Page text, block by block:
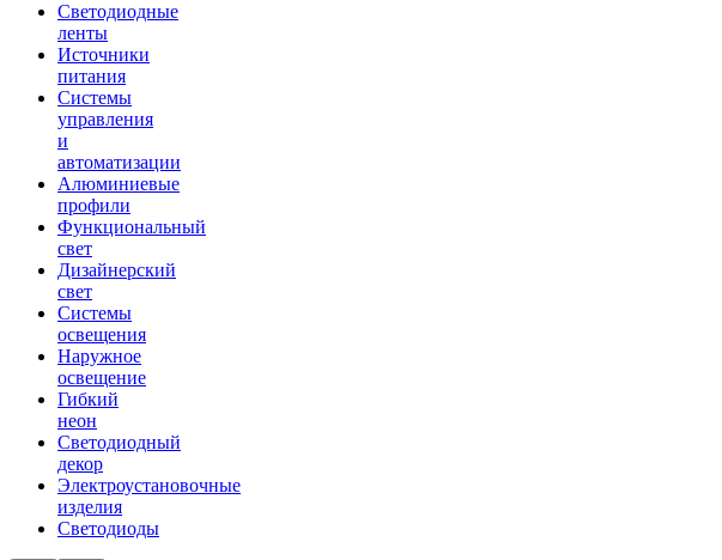
Светодиодные
ленты
Источники
питания
Системы
управления
и
автоматизации
Алюминиевые
профили
Функциональный
свет
Дизайнерский
свет
Системы
освещения
Наружное
освещение
Гибкий
неон
Светодиодный
декор
Электроустановочные
изделия
Светодиоды